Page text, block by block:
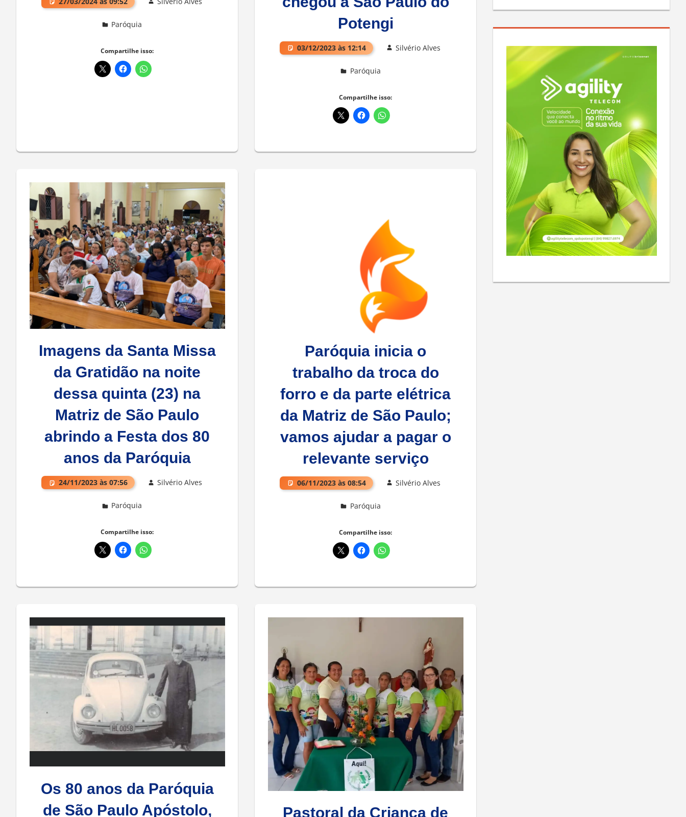
Paróquia
Compartilhe isso:
Potengi
03/12/2023 às 12:14 Silvério Alves
Paróquia
Compartilhe isso:
Imagens da Santa Missa
da Gratidão na noite
dessa quinta (23) na
Matriz de São Paulo
abrindo a Festa dos 80
anos da Paróquia
24/11/2023 às 07:56 Silvério Alves
Paróquia
Compartilhe isso:
Paróquia inicia o
trabalho da troca do
forro e da parte elétrica
da Matriz de São Paulo;
vamos ajudar a pagar o
relevante serviço
06/11/2023 às 08:54 Silvério Alves
Paróquia
Compartilhe isso:
Os 80 anos da Paróquia
de São Paulo Apóstolo,
Pastoral da Criança de